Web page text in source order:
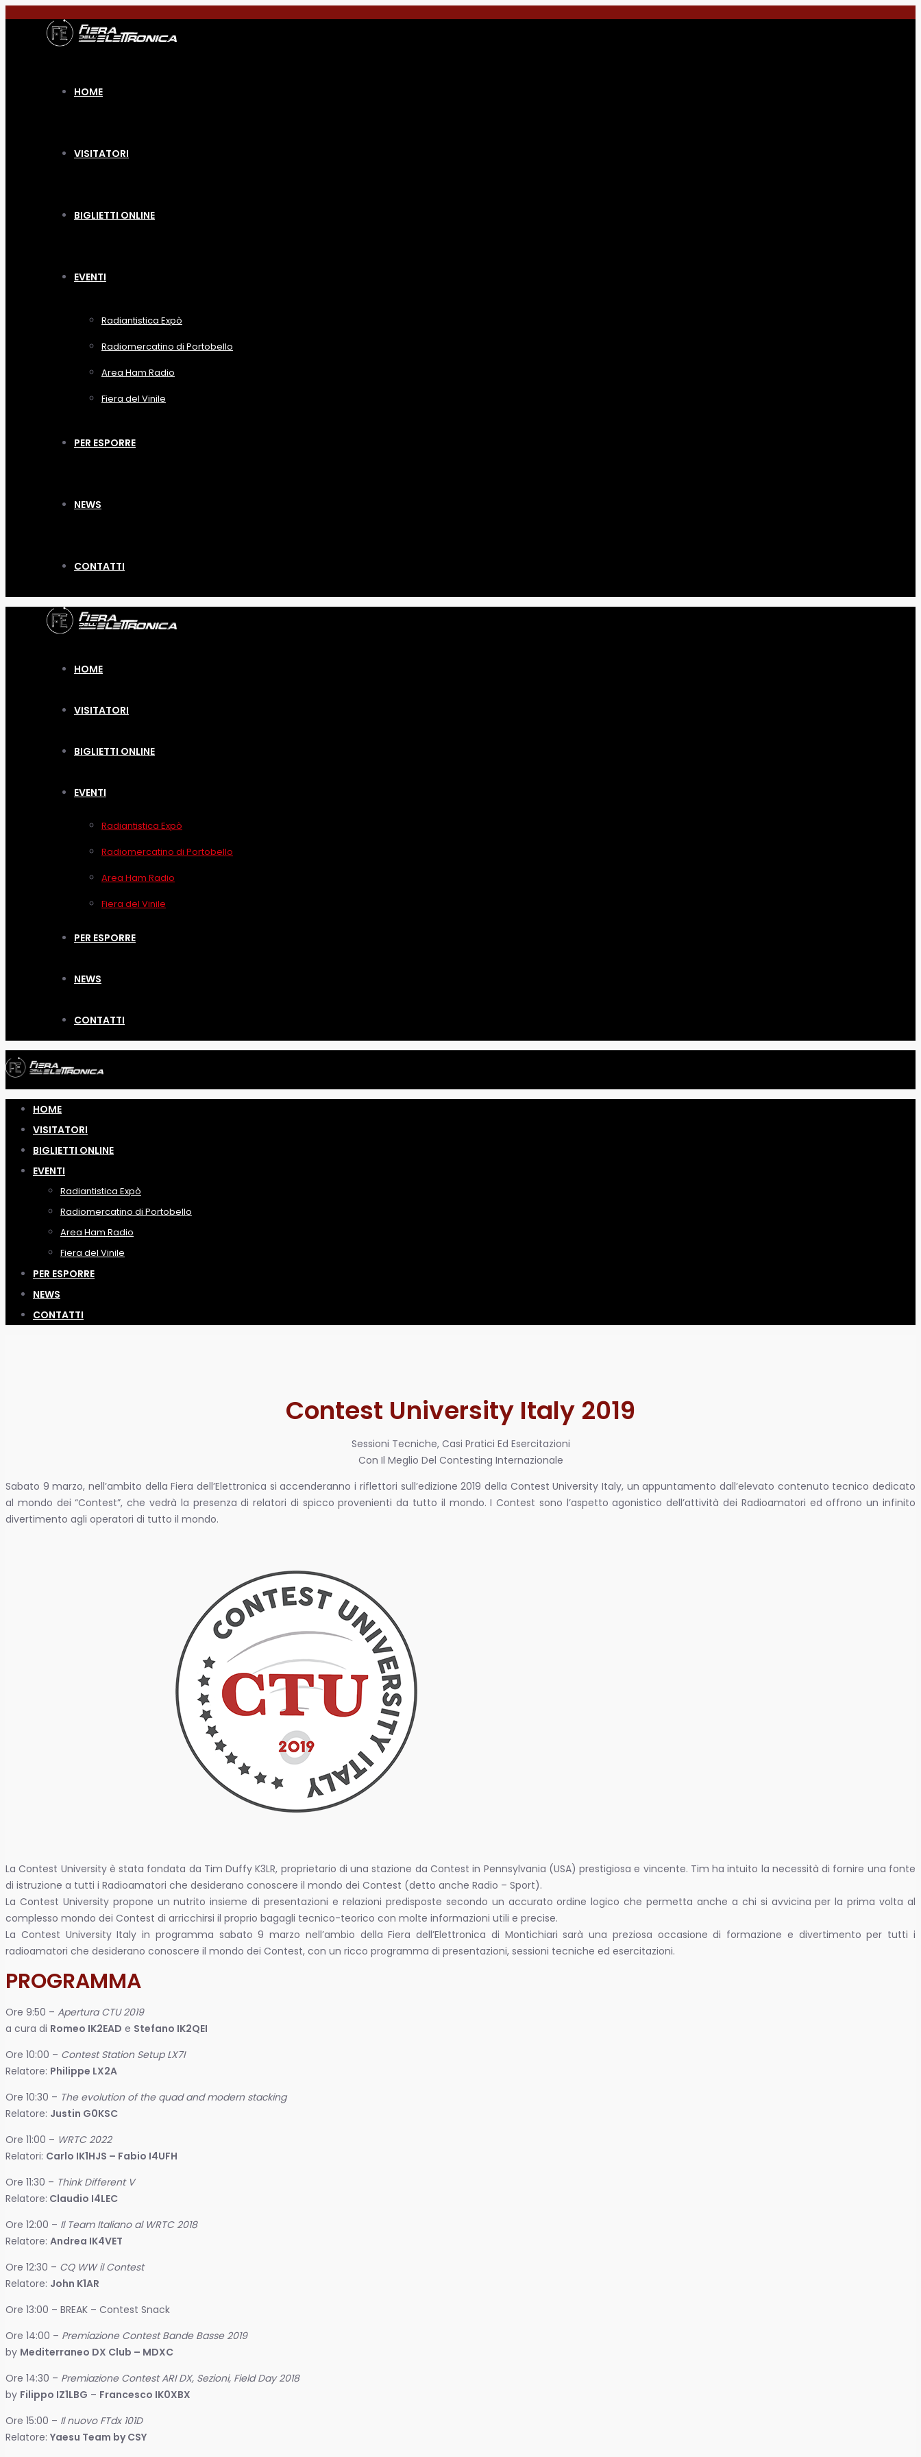
HOME
VISITATORI
BIGLIETTI ONLINE
EVENTI
Radiantistica Expò
Radiomercatino di Portobello
Area Ham Radio
Fiera del Vinile
PER ESPORRE
NEWS
CONTATTI
HOME
VISITATORI
BIGLIETTI ONLINE
EVENTI
Radiantistica Expò
Radiomercatino di Portobello
Area Ham Radio
Fiera del Vinile
PER ESPORRE
NEWS
CONTATTI
HOME
VISITATORI
BIGLIETTI ONLINE
EVENTI
Radiantistica Expò
Radiomercatino di Portobello
Area Ham Radio
Fiera del Vinile
PER ESPORRE
NEWS
CONTATTI
Contest University Italy 2019
Sessioni Tecniche, Casi Pratici Ed Esercitazioni
Con Il Meglio Del Contesting Internazionale
Sabato 9 marzo, nell’ambito della Fiera dell’Elettronica si accenderanno i riflettori sull’edizione 2019 della Contest University Italy, un appuntamento dall’elevato contenuto tecnico dedicato
al mondo dei “Contest”, che vedrà la presenza di relatori di spicco provenienti da tutto il mondo. I Contest sono l’aspetto agonistico dell’attività dei Radioamatori ed offrono un infinito
divertimento agli operatori di tutto il mondo.
La Contest University è stata fondata da Tim Duffy K3LR, proprietario di una stazione da Contest in Pennsylvania (USA) prestigiosa e vincente. Tim ha intuito la necessità di fornire una fonte
di istruzione a tutti i Radioamatori che desiderano conoscere il mondo dei Contest (detto anche Radio – Sport).
La Contest University propone un nutrito insieme di presentazioni e relazioni predisposte secondo un accurato ordine logico che permetta anche a chi si avvicina per la prima volta al
complesso mondo dei Contest di arricchirsi il proprio bagagli tecnico-teorico con molte informazioni utili e precise.
La Contest University Italy in programma sabato 9 marzo nell’ambio della Fiera dell’Elettronica di Montichiari sarà una preziosa occasione di formazione e divertimento per tutti i
radioamatori che desiderano conoscere il mondo dei Contest, con un ricco programma di presentazioni, sessioni tecniche ed esercitazioni.
PROGRAMMA
Ore 9:50 – Apertura CTU 2019
a cura di Romeo IK2EAD e Stefano IK2QEI
Ore 10:00 – Contest Station Setup LX7I
Relatore: Philippe LX2A
Ore 10:30 – The evolution of the quad and modern stacking
Relatore: Justin G0KSC
Ore 11:00 – WRTC 2022
Relatori: Carlo IK1HJS – Fabio I4UFH
Ore 11:30 – Think Different V
Relatore: Claudio I4LEC
Ore 12:00 – Il Team Italiano al WRTC 2018
Relatore: Andrea IK4VET
Ore 12:30 – CQ WW il Contest
Relatore: John K1AR
Ore 13:00 – BREAK – Contest Snack
Ore 14:00 – Premiazione Contest Bande Basse 2019
by Mediterraneo DX Club – MDXC
Ore 14:30 – Premiazione Contest ARI DX, Sezioni, Field Day 2018
by Filippo IZ1LBG – Francesco IK0XBX
Ore 15:00 – Il nuovo FTdx 101D
Relatore: Yaesu Team by CSY